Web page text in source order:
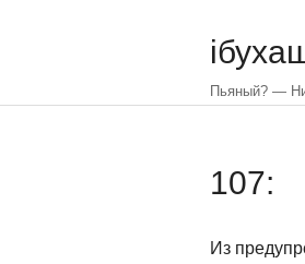
to
main
content
Пьяный? —
107:
Из